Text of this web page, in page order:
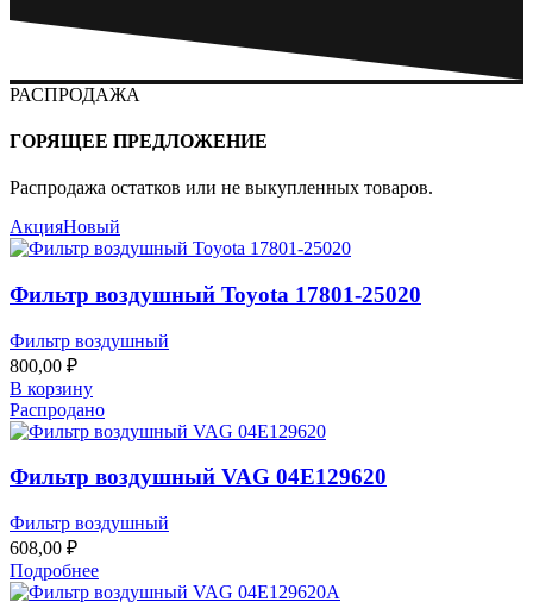
РАСПРОДАЖА
ГОРЯЩЕЕ ПРЕДЛОЖЕНИЕ
Распродажа остатков или не выкупленных товаров.
АкцияНовый
Фильтр воздушный Toyota 17801-25020
Фильтр воздушный
800,00 ₽
В корзину
Распродано
Фильтр воздушный VAG 04E129620
Фильтр воздушный
608,00 ₽
Подробнее